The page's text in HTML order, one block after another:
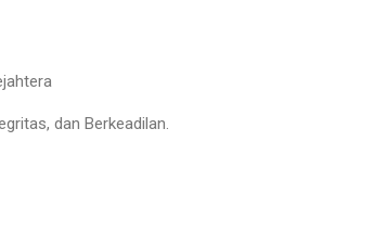
dan Berkeadilan.